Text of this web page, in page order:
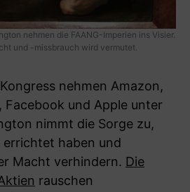
nehmen die FAANG-Imperien ins Visier.
und -missbrauch wird vermutet.
nehmen Amazon,
Facebook und Apple unter
nimmt die Sorge zu,
errichtet haben und
Macht verhindern. Die
rauschen